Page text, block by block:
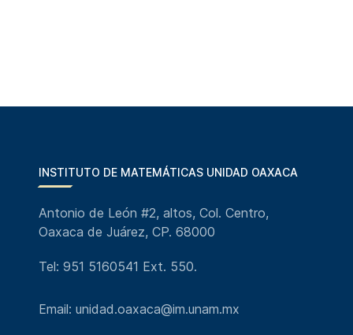
INSTITUTO DE MATEMÁTICAS UNIDAD OAXACA
Antonio de León #2, altos, Col. Centro,
Oaxaca de Juárez, CP. 68000
Tel: 951 5160541 Ext. 550.
Email: unidad.oaxaca@im.unam.mx